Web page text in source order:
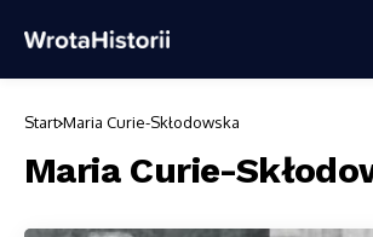
Start Maria Curie-Skłodowska
Maria Curie-